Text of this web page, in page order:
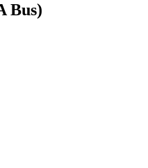
Bus)